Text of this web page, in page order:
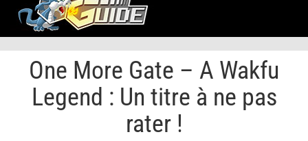
One More Gate – A Wakfu
Legend : Un titre à ne pas
rater !